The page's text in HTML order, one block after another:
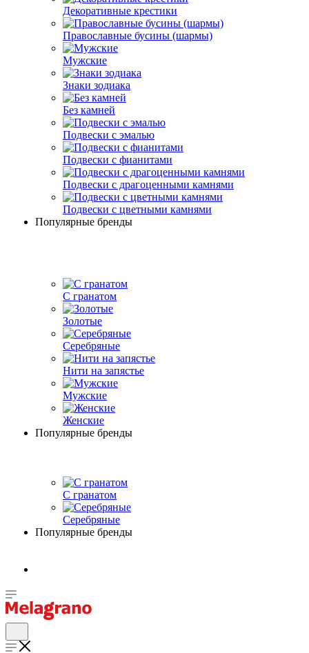
Декоративные крестики
Православные бусины (шармы)
Мужские
Знаки зодиака
Без камней
Подвески с эмалью
Подвески с фианитами
Подвески с драгоценными камнями
Подвески с цветными камнями
Популярные бренды
С гранатом
Золотые
Серебряные
Нити на запястье
Мужские
Женские
Популярные бренды
С гранатом
Серебряные
Популярные бренды